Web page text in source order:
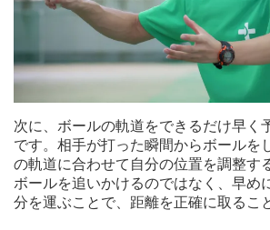
次に、ボールの軌道をできるだけ早く
です。相手が打った瞬間からボールを
の軌道に合わせて自分の位置を調整す
ボールを追いかけるのではなく、早め
分を運ぶことで、距離を正確に取るこ